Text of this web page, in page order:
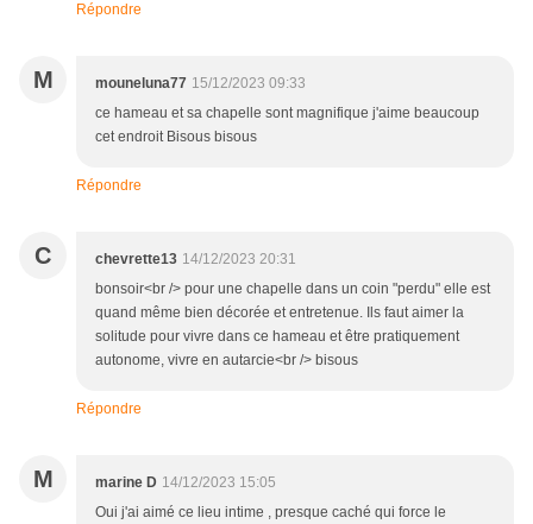
Répondre
M mouneluna77 15/12/2023 09:33
ce hameau et sa chapelle sont magnifique j'aime beaucoup
cet endroit Bisous bisous
Répondre
C chevrette13 14/12/2023 20:31
bonsoir<br /> pour une chapelle dans un coin "perdu" elle est
quand même bien décorée et entretenue. Ils faut aimer la
solitude pour vivre dans ce hameau et être pratiquement
autonome, vivre en autarcie<br /> bisous
Répondre
M marine D 14/12/2023 15:05
Oui j'ai aimé ce lieu intime , presque caché qui force le